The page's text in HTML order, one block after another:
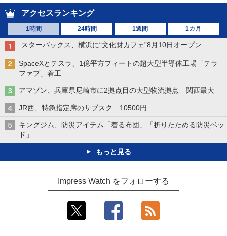
アクセスランキング
1時間 24時間 1週間 1カ月
スターバックス、横浜に“文化財カフェ”8月10日オープン
SpaceXとテスラ、1億平方フィートの超大型半導体工場「テラ
ファブ」着工
アマゾン、兵庫県尼崎市に2拠点目の大型物流拠点 関西最大
JR西、特急指定席のサブスク 10500円
キングジム、防災アイテム「着る布団」「折りたためる防災ベッ
ド」
もっと見る
Impress Watch をフォローする